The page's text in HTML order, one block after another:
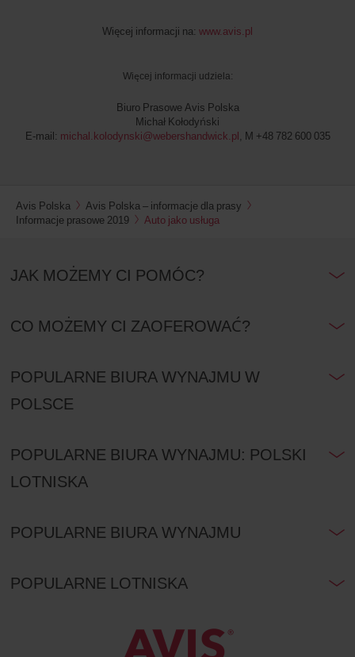
Więcej informacji na: www.avis.pl
Więcej informacji udziela:
Biuro Prasowe Avis Polska
Michał Kołodyński
E-mail: michal.kolodynski@webershandwick.pl, M +48 782 600 035
Avis Polska
Avis Polska – informacje dla prasy
Informacje prasowe 2019
Auto jako usługa
JAK MOŻEMY CI POMÓC?
CO MOŻEMY CI ZAOFEROWAĆ?
POPULARNE BIURA WYNAJMU W
POLSCE
POPULARNE BIURA WYNAJMU: POLSKI
LOTNISKA
POPULARNE BIURA WYNAJMU
POPULARNE LOTNISKA